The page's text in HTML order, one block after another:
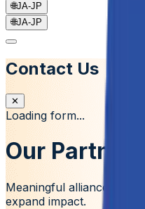
🌐JA-JP
🌐JA-JP
Contact Us
✕
Loading form...
Our Partner
Meaningful alliances that
expand impact.